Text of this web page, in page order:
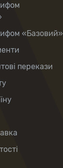
«Базовий»
перекази